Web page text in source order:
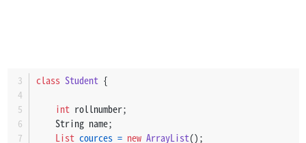
class Student {
int rollnumber;
    String name;
List cources = new ArrayList();